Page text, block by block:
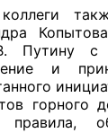
Путину с
и
горного